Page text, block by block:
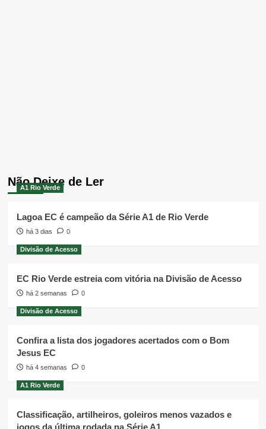
Não Deixe de Ler
A1 Rio Verde
Lagoa EC é campeão da Série A1 de Rio Verde
há 3 dias 0
Divisão de Acesso
EC Rio Verde estreia com vitória na Divisão de Acesso
há 2 semanas 0
Divisão de Acesso
Confira a lista dos jogadores acertados com o Bom
Jesus EC
há 4 semanas 0
A1 Rio Verde
Classificação, artilheiros, goleiros menos vazados e